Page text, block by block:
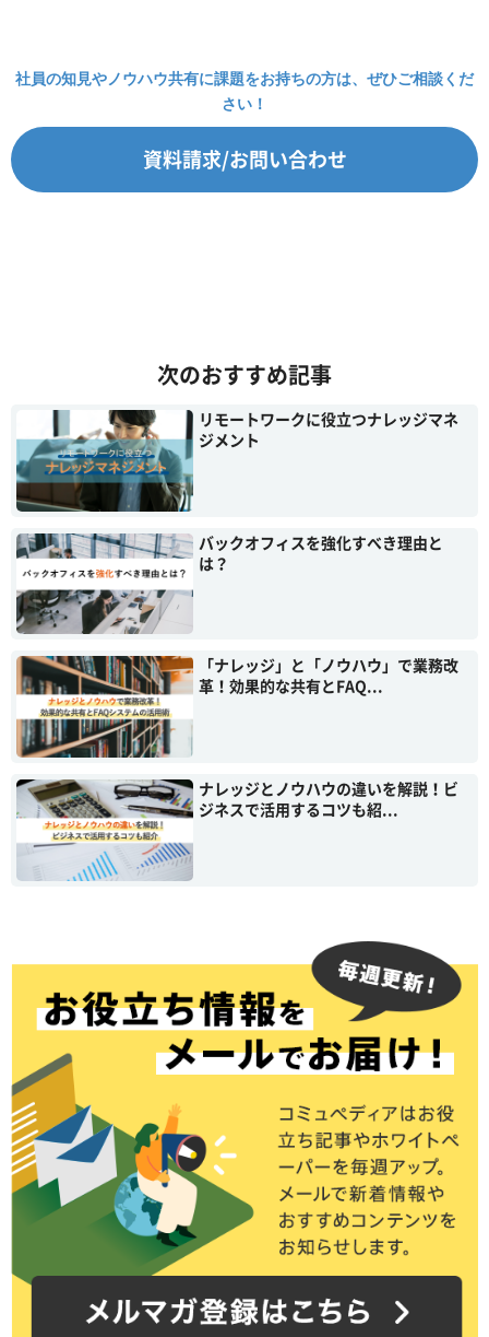
社員の知見やノウハウ共有に課題をお持ちの方は、ぜひご相談くだ
さい！
資料請求/お問い合わせ
次のおすすめ記事
リモートワークに役立つナレッジマネ
ジメント
バックオフィスを強化すべき理由と
は？
「ナレッジ」と「ノウハウ」で業務改
革！効果的な共有とFAQ...
ナレッジとノウハウの違いを解説！ビ
ジネスで活用するコツも紹...